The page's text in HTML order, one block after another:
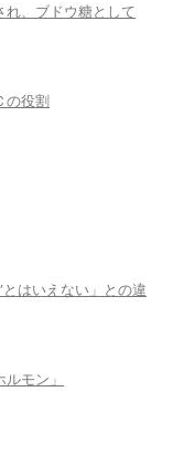
れ、ブドウ糖として
の役割
はいえない」との違
モン」